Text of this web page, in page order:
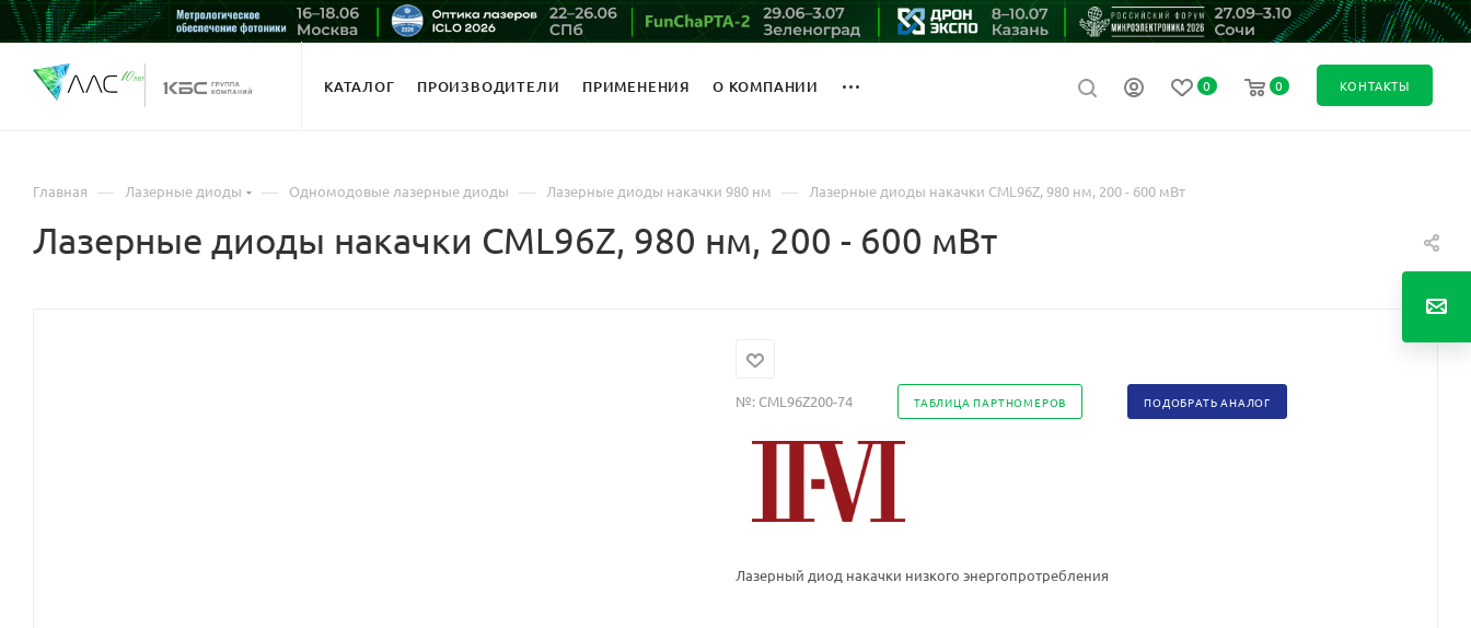
КАТАЛОГ ПРОИЗВОДИТЕЛИ ПРИМЕНЕНИЯ О КОМПАНИИ 0 0 КОНТАКТЫ
Главная — Лазерные диоды — Одномодовые лазерные диоды — Лазерные диоды накачки 980 нм — Лазерные диоды накачки CML96Z, 980 нм, 200 - 600 мВт
Лазерные диоды накачки CML96Z, 980 нм, 200 - 600 мВт
№:CML96Z200-74 ТАБЛИЦА ПАРТНОМЕРОВ ПОДОБРАТЬ АНАЛОГ
Лазерный диод накачки низкого энергопротребления